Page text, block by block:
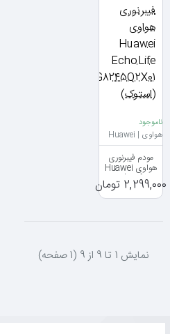
ناموجود
هواوی | Huawei
مودم فیبرنوری
هواوی Huawei
EchoLife
HG8245Q2X01
(استوک)
2,299,000 تومان
نمايش 1 تا 9 از 9 (1 صفحه)